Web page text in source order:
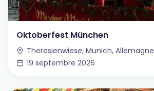
Oktoberfest München
Theresienwiese, Munich, Allemagne
19 septembre 2026